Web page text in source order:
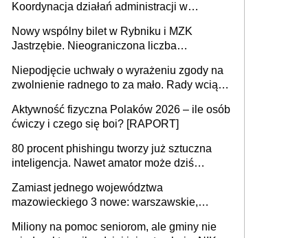
Koordynacja działań administracji w
Nowy wspólny bilet w Rybniku i MZK
Jastrzębie. Nieograniczona liczba
Niepodjęcie uchwały o wyrażeniu zgody na
zwolnienie radnego to za mało. Rady wciąż
rozstrzygać sprawy
Aktywność fizyczna Polaków 2026 – ile osób
ćwiczy i czego się boi? [RAPORT]
80 procent phishingu tworzy już sztuczna
inteligencja. Nawet amator może dziś
Zamiast jednego województwa
mazowieckiego 3 nowe: warszawskie,
Europie nie ma tak dużych jednostek
Miliony na pomoc seniorom, ale gminy nie